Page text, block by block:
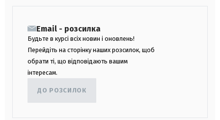
Email - розсилка
Будьте в курсі всіх новин і оновлень!
Перейдіть на сторінку наших розсилок, щоб
обрати ті, що відповідають вашим
інтересам.
ДО РОЗСИЛОК